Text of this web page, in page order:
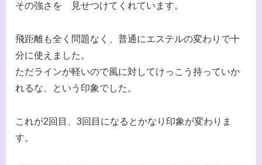
その強さを 見せつけてくれています。
飛距離も全く問題なく、普通にエステルの変わりで十
分に使えました。
ただラインが軽いので風に対してけっこう持っていか
れるな、という印象でした。
これが2回目、3回目になるとかなり印象が変わりま
す。